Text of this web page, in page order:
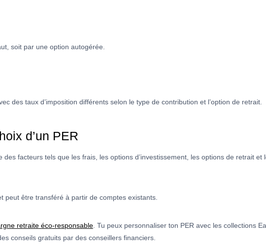
soit par une option autogérée.
des taux d’imposition différents selon le type de contribution et l’option de retrait.
d’un PER
facteurs tels que les frais, les options d’investissement, les options de retrait et
peut être transféré à partir de comptes existants.
retraite éco-responsable . Tu peux personnaliser ton PER avec les collections
conseils gratuits par des conseillers financiers.